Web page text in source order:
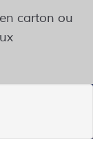
carton ou